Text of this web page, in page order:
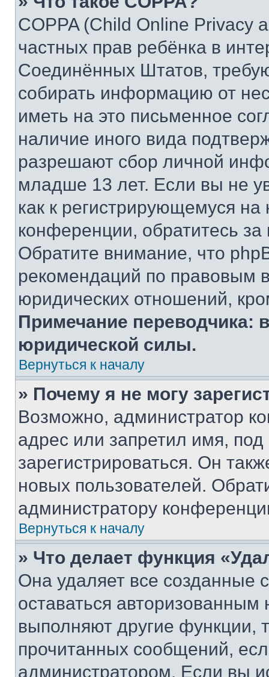
COPPA (Child Online Privacy
частных прав ребёнка в
Соединённых Штатов,
собирать информацию от
иметь на это письменное
наличие иного вида
разрешают сбор личной
младше 13 лет. Если вы не
как к регистрирующемуся
конференции, обратитесь
Обратите внимание, что
рекомендаций по правовым
юридических отношений,
Примечание переводчика:
юридической силы.
Вернуться к началу
» Почему я не могу
Возможно, администратор
адрес или запретил имя,
зарегистрироваться. Он
новых пользователей.
администратору
Вернуться к началу
» Что делает функция
Она удаляет все созданные
оставаться
выполняют другие функции,
прочитанных сообщений,
администратором. Если вы